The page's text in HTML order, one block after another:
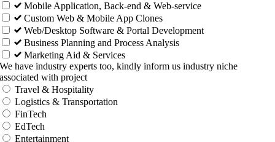
Mobile Application, Back-end & Web-service
Custom Web & Mobile App Clones
Web/Desktop Software & Portal Development
Business Planning and Process Analysis
Marketing Aid & Services
We have industry experts too, kindly inform us industry niche
associated with project
Travel & Hospitality
Logistics & Transportation
FinTech
EdTech
Entertainment